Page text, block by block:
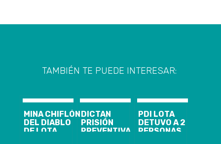
TAMBIÉN TE PUEDE INTERESAR:
MINA CHIFLÓN
DEL DIABLO
DE LOTA
DICTAN
PRISIÓN
PREVENTIVA
PDI LOTA
DETUVO A 2
PERSONAS